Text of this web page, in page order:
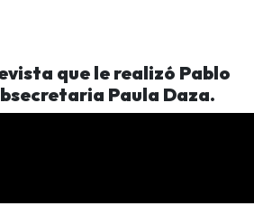
que le realizó Pablo
Paula Daza.